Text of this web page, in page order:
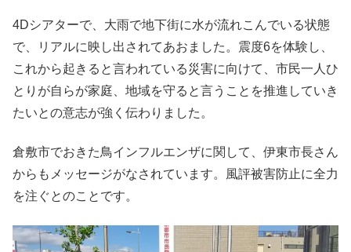
4Dシアターで、大雨で地下街に水が流れこんでいる状態
で、リアルに映し出されてあおました。震度6を体験し、
これから起きると言われている災害に向けて、市民一人ひ
とりが自らが家庭、地域を守ると言うことを推進していき
たいとの意志が強く伝わりました。
倉敷市でおきた鳥インフルエンザに関して、伊東市長さん
からもメッセージがなされています。風評被害防止に全力
を注ぐとのことです。